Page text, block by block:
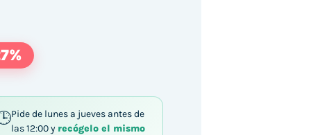
Pide de lunes a jueves antes de
las 12:00 y recógelo el mismo